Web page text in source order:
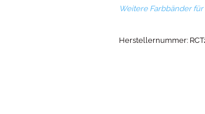
Weitere Farbbänder
Herstellernummer: